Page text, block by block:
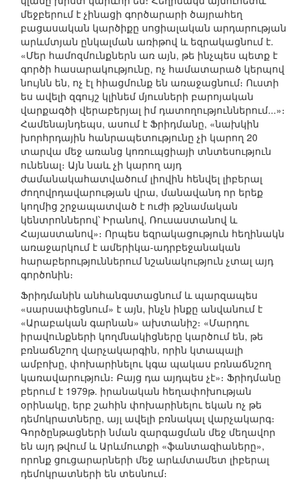
մեջբերում է չինացի գործարարի ծայրահեղ
բացասական կարծիքը սոցիալական արդարության
արևմտյան ընկալման առիթով և եզրակացնում է.
«Մեր համոզմունքներն առ այն, թե ինչպես պետք է
գործի հասարակությունը, ոչ համատարած կերպով
նույնն են, ոչ էլ հիացմունք են առաջացնում։ Ուստի
ես ավելի զգույշ կլինեմ մյուսների բարոյական
վարքագծի վերաբերյալ իմ դատողություններում...»։
Համենայնդեպս, ասում է Ֆրիդմանը, «նախկին
խորհրդային հանրապետությունը չի կարող 20
տարվա մեջ առանց կոռուպցիայի տնտեսություն
ունենալ։ Այն նաև չի կարող այդ
ժամանակահատվածում լիովին հենվել լիբերալ
ժողովրդավարության վրա, մանավանդ որ երեք
կողմից շրջապատված է ուժի թշնամական
կենտրոններով՝ Իրանով, Ռուսաստանով և
Հայաստանով»։ Որպես եզրակացություն հեղինակն
առաջարկում է ամերիկա-ադրբեջանական
հարաբերություններում նշանակություն չտալ այդ
գործոնին։
Ֆրիդմանին անհանգստացնում և պարզապես
«սարսափեցնում» է այն, ինչն ինքը անվանում է
«Արաբական գարնան» ախտանիշ։ «Մարդու
իրավունքների կողմնակիցները կարծում են, թե
բռնաճնշող վարչակարգին, որին կտապալի
ամբոխը, փոխարինելու կգա պակաս բռնաճնշող
կառավարություն։ Բայց դա այդպես չէ»։ Ֆրիդմանը
բերում է 1979թ. իրանական հեղափոխության
օրինակը, երբ շահին փոխարինելու եկան ոչ թե
դեմոկրատները, այլ ավելի բռնակալ վարչակարգ։
Գործընթացների նման զարգացման մեջ մեղավոր
են այդ թվում և Արևմուտքի «ֆանտազիաները»,
որոնք ցուցարարների մեջ արևմտամետ լիբերալ
դեմոկրատների են տեսնում։